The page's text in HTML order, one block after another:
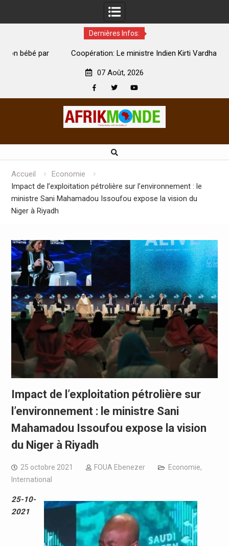
Dernières Infos:
Coopération: Le ministre Indien Kirti Vardhan Singh à
07 Août, 2026
Accueil
Economie
Impact de l’exploitation pétrolière sur l’environnement : le
ministre Sani Mahamadou Issoufou expose la vision du
Niger à Riyadh
Impact de l’exploitation pétrolière sur
l’environnement : le ministre Sani
Mahamadou Issoufou expose la vision
du Niger à Riyadh
25 octobre 2021 FOUA Ebenezer Economie,
International
25-10-
2021